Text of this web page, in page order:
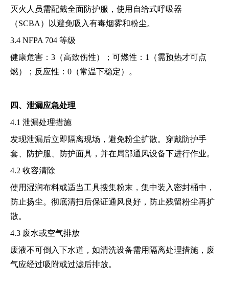
灭火人员需配戴全面防护服，使用自给式呼吸器
（SCBA）以避免吸入有毒烟雾和粉尘。
3.4 NFPA 704 等级
健康危害：3（高致伤性）；可燃性：1（需预热才可点
燃）；反应性：0（常温下稳定）。
四、泄漏应急处理
4.1 泄漏处理措施
发现泄漏后立即隔离现场，避免粉尘扩散。穿戴防护手
套、防护服、防护面具，并在局部通风设备下进行作业。
4.2 收容清除
使用湿润布料或适当工具搜集粉末，集中装入密封桶中，
防止扬尘。彻底清扫后保证通风良好，防止残留粉尘再扩
散。
4.3 废水或空气排放
废液不可倒入下水道，如清洗设备需用隔离处理措施，废
气应经过吸附或过滤后排放。